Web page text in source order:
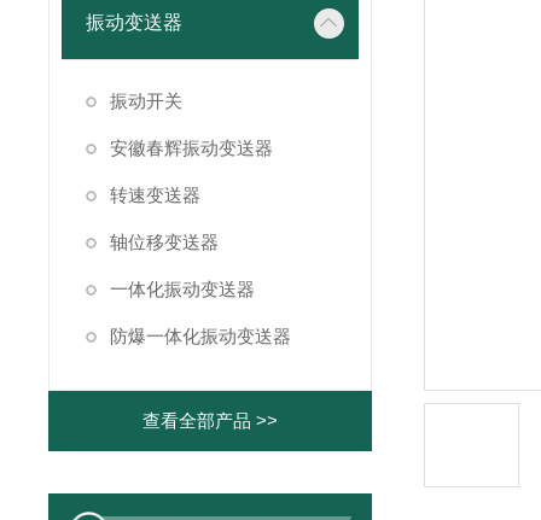
振动变送器
振动开关
安徽春辉振动变送器
转速变送器
轴位移变送器
一体化振动变送器
防爆一体化振动变送器
查看全部产品 >>